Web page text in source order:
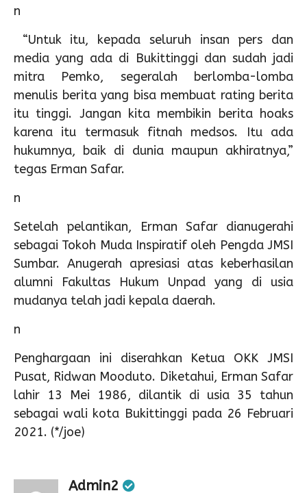
n
“Untuk itu, kepada seluruh insan pers dan
media yang ada di Bukittinggi dan sudah jadi
mitra Pemko, segeralah berlomba-lomba
menulis berita yang bisa membuat rating berita
itu tinggi. Jangan kita membikin berita hoaks
karena itu termasuk fitnah medsos. Itu ada
hukumnya, baik di dunia maupun akhiratnya,”
tegas Erman Safar.
n
Setelah pelantikan, Erman Safar dianugerahi
sebagai Tokoh Muda Inspiratif oleh Pengda JMSI
Sumbar. Anugerah apresiasi atas keberhasilan
alumni Fakultas Hukum Unpad yang di usia
mudanya telah jadi kepala daerah.
n
Penghargaan ini diserahkan Ketua OKK JMSI
Pusat, Ridwan Mooduto. Diketahui, Erman Safar
lahir 13 Mei 1986, dilantik di usia 35 tahun
sebagai wali kota Bukittinggi pada 26 Februari
2021. (*/joe)
Admin2